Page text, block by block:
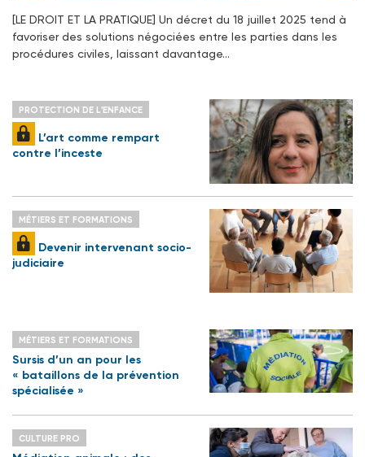
[LE DROIT ET LA PRATIQUE] Un décret du 18 juillet 2025 tend à
favoriser des solutions négociées entre les parties dans les
procédures civiles, laissant davantage…
PROTECTION DE L'ENFANCE
L’art comme rempart
contre l’inceste
MÉTIERS ET FORMATIONS
Devenir intervenant socio-
judiciaire
MÉTIERS ET FORMATIONS
Sursis d’un an pour les
« bataillons de la prévention
spécialisée »
CULTURE PRO